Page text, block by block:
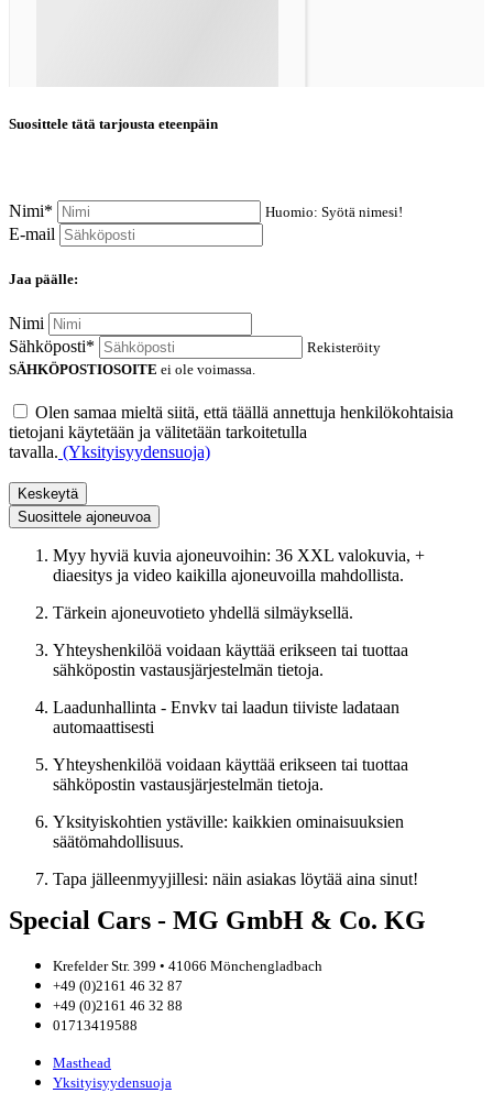
Suosittele tätä tarjousta eteenpäin
Nimi* Huomio: Syötä nimesi!
E-mail
Jaa päälle:
Nimi
Sähköposti*
Rekisteröity
SÄHKÖPOSTIOSOITE ei ole voimassa.
Olen samaa mieltä siitä, että täällä annettuja henkilökohtaisia
tietojani käytetään ja välitetään tarkoitetulla
tavalla. (Yksityisyydensuoja)
Keskeytä
Suosittele ajoneuvoa
Myy hyviä kuvia ajoneuvoihin: 36 XXL valokuvia, +
diaesitys ja video kaikilla ajoneuvoilla mahdollista.
Tärkein ajoneuvotieto yhdellä silmäyksellä.
Yhteyshenkilöä voidaan käyttää erikseen tai tuottaa
sähköpostin vastausjärjestelmän tietoja.
Laadunhallinta - Envkv tai laadun tiiviste ladataan
automaattisesti
Yhteyshenkilöä voidaan käyttää erikseen tai tuottaa
sähköpostin vastausjärjestelmän tietoja.
Yksityiskohtien ystäville: kaikkien ominaisuuksien
säätömahdollisuus.
Tapa jälleenmyyjillesi: näin asiakas löytää aina sinut!
Special Cars - MG GmbH & Co. KG
Krefelder Str. 399 • 41066 Mönchengladbach
+49 (0)2161 46 32 87
+49 (0)2161 46 32 88
01713419588
Masthead
Yksityisyydensuoja